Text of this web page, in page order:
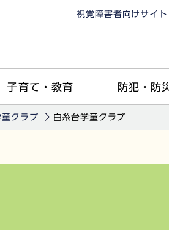
視覚障害者向けサイト
子育て・教育 防犯・防
童クラブ 白糸台学童クラブ